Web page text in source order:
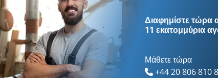
Ahlmann Az 10
Διαφημίστε τώρα
11 εκατομμύρια
Μάθετε τώρα
+44 20 806 810